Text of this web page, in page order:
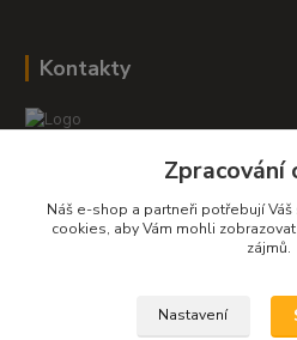
Kontakty
+420 604 278 943
obchod-detskysvet@seznam.cz
Zpracování
Náš e-shop a partneři potřebují Váš
cookies, aby Vám mohli
zájmů.
Nastavení